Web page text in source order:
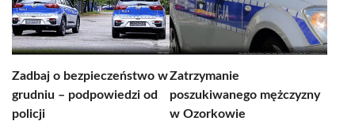
Zadbaj o bezpieczeństwo w
grudniu – podpowiedzi od
policji
Zatrzymanie
poszukiwanego mężczyzny
w Ozorkowie